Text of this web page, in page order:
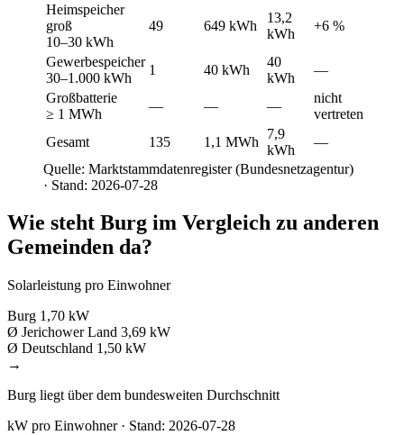
Heimspeicher
groß
10–30 kWh
49 649 kWh
13,2
kWh
+6 %
Gewerbespeicher
30–1.000 kWh
1 40 kWh
40
kWh
—
Großbatterie
≥ 1 MWh
— — —
nicht
vertreten
Gesamt
135 1,1 MWh
7,9
kWh
—
Quelle: Marktstammdatenregister (Bundesnetzagentur)
· Stand: 2026-07-28
Wie steht Burg im Vergleich zu anderen
Gemeinden da?
Solarleistung pro Einwohner
Burg 1,70 kW
Ø Jerichower Land 3,69 kW
Ø Deutschland 1,50 kW
→
Burg liegt über dem bundesweiten Durchschnitt
kW pro Einwohner · Stand: 2026-07-28